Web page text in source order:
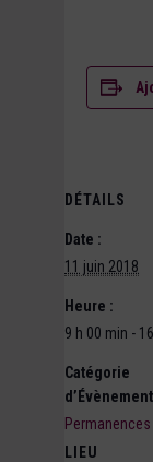
DÉTAILS
Date :
11 juin 2018
Heure :
9 h 00 min -
Catégorie
LIEU